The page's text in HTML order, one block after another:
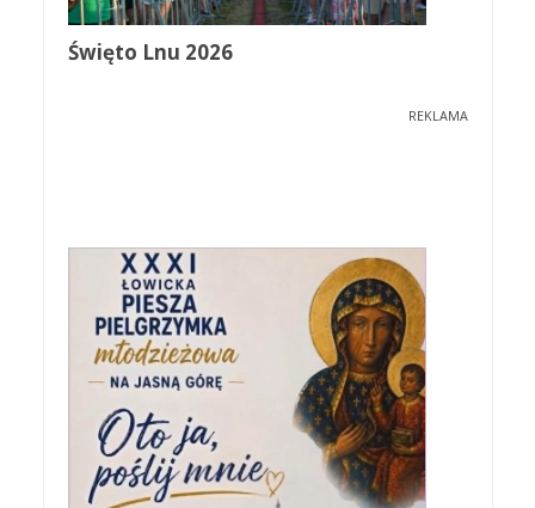
Święto Lnu 2026
REKLAMA